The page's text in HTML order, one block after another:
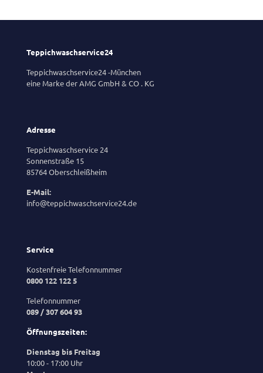
Teppichwaschservice24
Teppichwaschservice24 -München
eine Marke der AMG GmbH & CO . KG
Adresse
Teppichwaschservice 24
Sonnenstraße 15
85764 Oberschleißheim
E-Mail:
info@teppichwaschservice24.de
Service
Kostenfreie Telefonnummer
0800 122 122 5
Telefonnummer
089 / 307 604 93
Öffnungszeiten:
Dienstag bis Freitag
10:00 - 17:00 Uhr